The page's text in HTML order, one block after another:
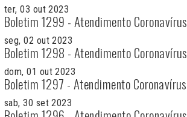
ter, 03 out 2023
Boletim 1299 - Atendimento Coronavírus
seg, 02 out 2023
Boletim 1298 - Atendimento Coronavírus
dom, 01 out 2023
Boletim 1297 - Atendimento Coronavírus
sab, 30 set 2023